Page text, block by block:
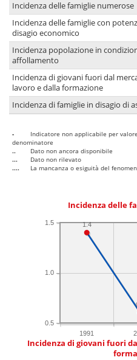
Incidenza delle famiglie numerose
Incidenza delle famiglie con
disagio economico
Incidenza popolazione in
affollamento
Incidenza di giovani fuori dal
lavoro e dalla formazione
Incidenza di famiglie in disagio di
-
Indicatore non applicabile per
denominatore
..
Dato non ancora disponibile
...
Dato non rilevato
....
La mancanza o esiguità del
Incidenza delle
1991
0.5
1.0
1.5 1.4
Incidenza di giovani fuori